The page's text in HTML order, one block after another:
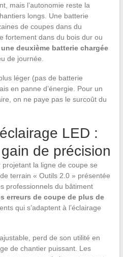
mais l’autonomie reste la
longs. Une batterie
de coupes dans du
fortement dans du bois dur ou
deuxième batterie chargée
de journée.
léger (pas de batterie
en panne d’énergie. Pour un
on ne paye pas le surcoût du
LED :
de précision
projetant la ligne de coupe se
terrain « Outils 2.0 » présentée
professionnels du bâtiment
erreurs de coupe de plus de
qui s’adaptent à l’éclairage
perd de son utilité en
de chantier puissant. Les